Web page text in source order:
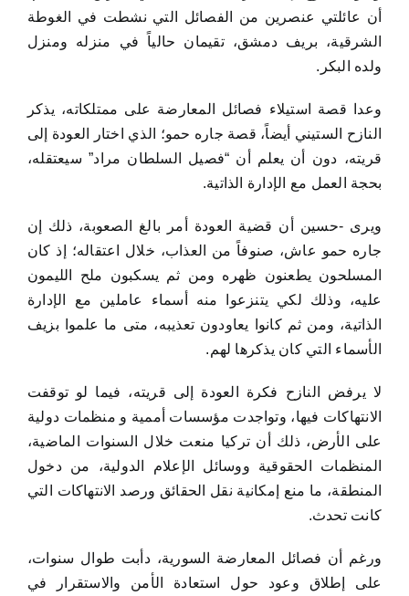
أن عائلتي عنصرين من الفصائل التي نشطت في الغوطة
الشرقية، بريف دمشق، تقيمان حالياً في منزله ومنزل
ولده البكر.
وعدا قصة استيلاء فصائل المعارضة على ممتلكاته، يذكر
النازح الستيني أيضاً، قصة جاره حمو؛ الذي اختار العودة إلى
قريته، دون أن يعلم أن “فصيل السلطان مراد” سيعتقله،
بحجة العمل مع الإدارة الذاتية.
ويرى -حسين أن قضية العودة أمر بالغ الصعوبة، ذلك إن
جاره حمو عاش، صنوفاً من العذاب، خلال اعتقاله؛ إذ كان
المسلحون يطعنون ظهره ومن ثم يسكبون ملح الليمون
عليه، وذلك لكي يتنزعوا منه أسماء عاملين مع الإدارة
الذاتية، ومن ثم كانوا يعاودون تعذيبه، متى ما علموا بزيف
الأسماء التي كان يذكرها لهم.
لا يرفض النازح فكرة العودة إلى قريته، فيما لو توقفت
الانتهاكات فيها، وتواجدت مؤسسات أممية و منظمات دولية
على الأرض، ذلك أن تركيا منعت خلال السنوات الماضية،
المنظمات الحقوقية ووسائل الإعلام الدولية، من دخول
المنطقة، ما منع إمكانية نقل الحقائق ورصد الانتهاكات التي
كانت تحدث.
ورغم أن فصائل المعارضة السورية، دأبت طوال سنوات،
على إطلاق وعود حول استعادة الأمن والاستقرار في